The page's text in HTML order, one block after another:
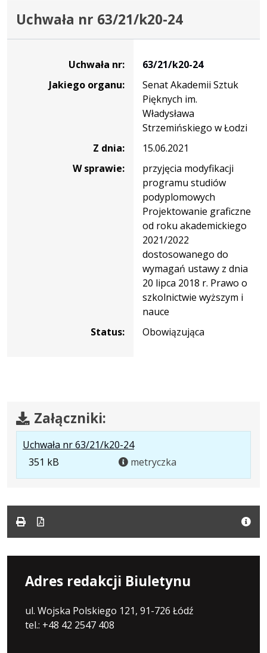
Uchwała nr 63/21/k20-24
63/21/k20-
Uchwała nr:
63/21/k20-24
Jakiego organu:
Senat Akademii Sztuk
Pięknych im.
Władysława
Strzemińskiego w Łodzi
Z dnia:
15.06.2021
W sprawie:
przyjęcia modyfikacji
programu studiów
podyplomowych
Projektowanie graficzne
od roku akademickiego
2021/2022
dostosowanego do
wymagań ustawy z dnia
20 lipca 2018 r. Prawo o
szkolnictwie wyższym i
nauce
Status:
Obowiązująca
Załączniki:
Uchwała nr 63/21/k20-24.
Rozmiar
351 kB metryczka
Adres redakcji Biuletynu
ul. Wojska Polskiego 121, 91-726 Łódź
tel.: +48 42 2547 408